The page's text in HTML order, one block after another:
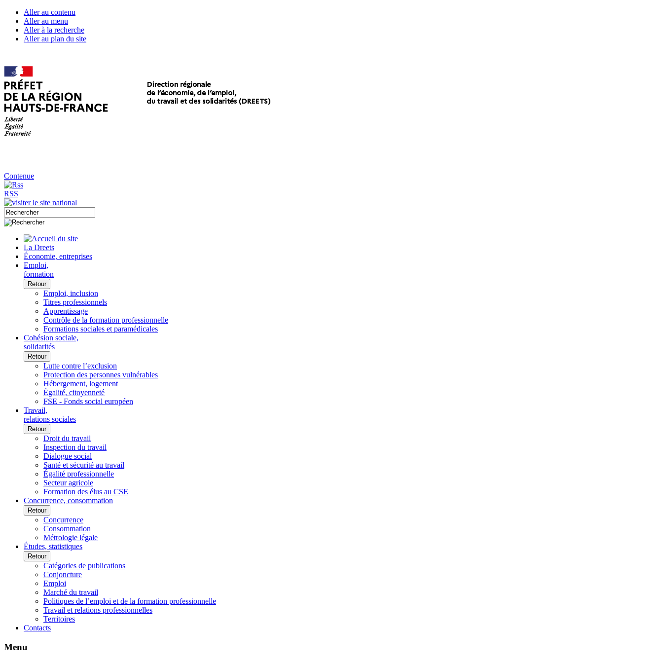
Aller au contenu
Aller au menu
Aller à la recherche
Aller au plan du site
Contenue
RSS
La Dreets
Économie, entreprises
Emploi,
formation
Retour
Emploi, inclusion
Titres professionnels
Apprentissage
Contrôle de la formation professionnelle
Formations sociales et paramédicales
Cohésion sociale,
solidarités
Retour
Lutte contre l’exclusion
Protection des personnes vulnérables
Hébergement, logement
Égalité, citoyenneté
FSE - Fonds social européen
Travail,
relations sociales
Retour
Droit du travail
Inspection du travail
Dialogue social
Santé et sécurité au travail
Égalité professionnelle
Secteur agricole
Formation des élus au CSE
Concurrence, consommation
Retour
Concurrence
Consommation
Métrologie légale
Études, statistiques
Retour
Catégories de publications
Conjoncture
Emploi
Marché du travail
Politiques de l’emploi et de la formation professionnelle
Travail et relations professionnelles
Territoires
Contacts
Menu